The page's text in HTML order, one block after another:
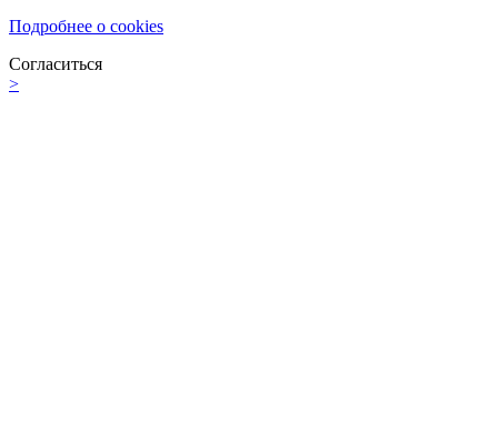
Подробнее о cookies
Согласиться
>